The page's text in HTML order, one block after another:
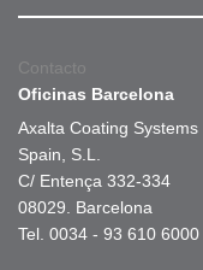
Contacto
Oficinas Barcelona
Axalta Coating Systems
Spain, S.L.
C/ Entença 332-334
08029. Barcelona
Tel. 0034 - 93 610 6000